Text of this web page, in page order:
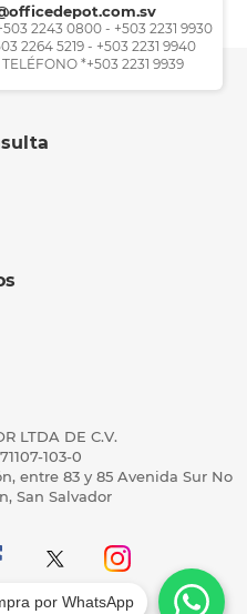
2243 0800 - +503 2231 9930
2264 5219 - +503 2231 9940
*+503 2231 9939
LTDA DE C.V.
103-0
entre 83 y 85 Avenida Sur No
San Salvador
por WhatsApp